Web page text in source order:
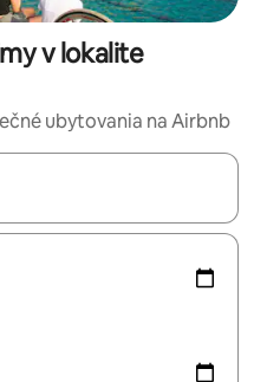
v lokalite
ubytovania na Airbnb
môžete si ich prechádzať